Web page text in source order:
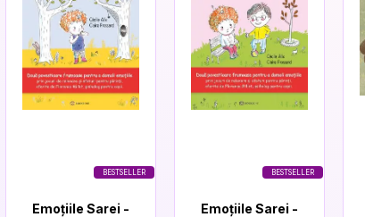
BESTSELLER
Emoțiile Sarei -
BESTSELLER
Emoțiile Sarei -